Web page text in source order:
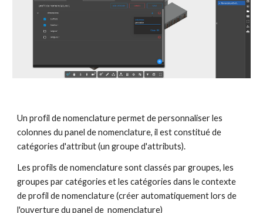
Un profil de nomenclature permet de personnaliser les
colonnes du panel de nomenclature, il est constitué de
catégories d'attribut (un groupe d'attributs).
Les profils de nomenclature sont classés par groupes, les
groupes par catégories et les catégories dans le contexte
de profil de nomenclature (créer automatiquement lors de